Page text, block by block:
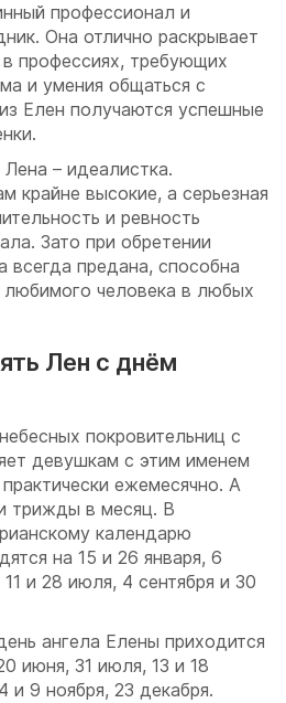
профессионал и
Она отлично раскрывает
профессиях, требующих
и умения общаться с
Елен получаются успешные
– идеалистка.
крайне высокие, а серьезная
и ревность
Зато при обретении
всегда предана, способна
человека в любых
Лен с днём
покровительниц с
девушкам с этим именем
ежемесячно. А
трижды в месяц. В
календарю
на 15 и 26 января, 6
и 28 июля, 4 сентября и 30
ангела Елены приходится
июня, 31 июля, 13 и 18
и 9 ноября, 23 декабря.